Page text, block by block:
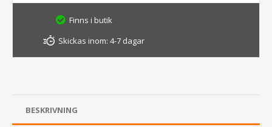
Finns i butik
Skickas inom: 4-7 dagar
BESKRIVNING